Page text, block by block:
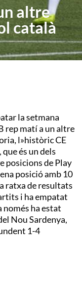
altre
català
la setmana
rep matí a un altre
l»històric CE
és un dels
posicions de Play
posició amb 10
ratxa de resultats
i ha empatat
només ha estat
Nou Sardenya,
1-4